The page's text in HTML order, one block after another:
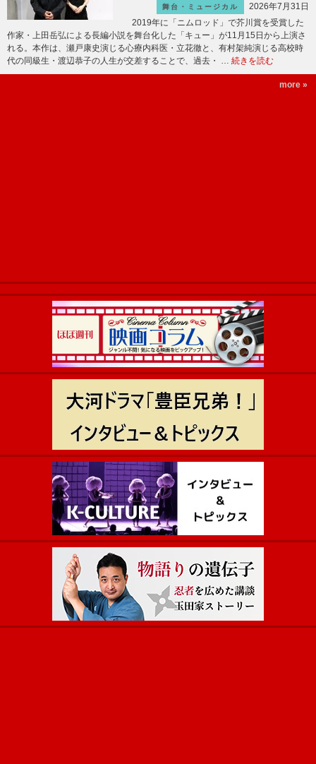
舞台・ミュージカル
2026年7月31日
2019年に「ニムロッド」で芥川賞を受賞した
作家・上田岳弘による長編小説を舞台化した「キュー」が11月15日から上演さ
れる。本作は、瀬戸康史演じる心療内科医・立花徹と、有村架純演じる高校時
代の同級生・渡辺恭子の人生が交差することで、過去・ … 続きを読む
more »